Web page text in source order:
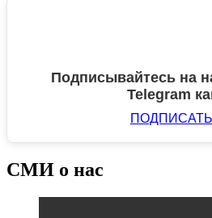
Подписывайтесь на
Telegram
СМИ о нас